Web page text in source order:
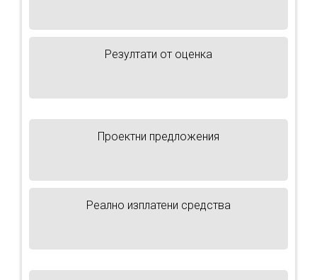
Резултати от оценка
Проектни предложения
Реално изплатени средства